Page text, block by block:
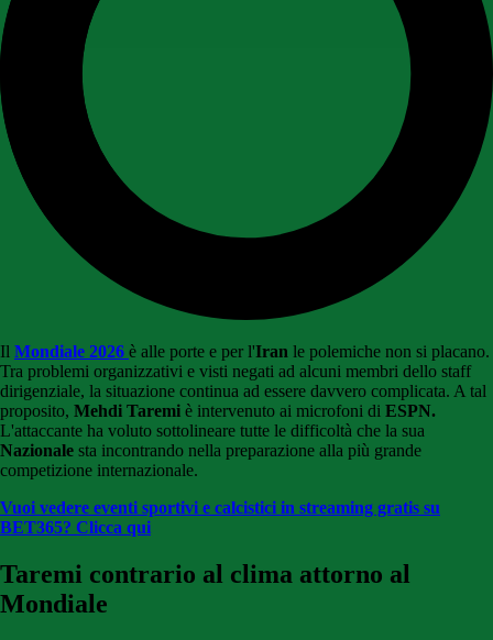
Il Mondiale 2026 è alle porte e per l'Iran le polemiche non si placano.
Tra problemi organizzativi e visti negati ad alcuni membri dello staff
dirigenziale, la situazione continua ad essere davvero complicata. A tal
proposito, Mehdi Taremi è intervenuto ai microfoni di ESPN.
L'attaccante ha voluto sottolineare tutte le difficoltà che la sua
Nazionale sta incontrando nella preparazione alla più grande
competizione internazionale.
Vuoi vedere eventi sportivi e calcistici in streaming gratis su
BET365? Clicca qui
Taremi contrario al clima attorno al
Mondiale